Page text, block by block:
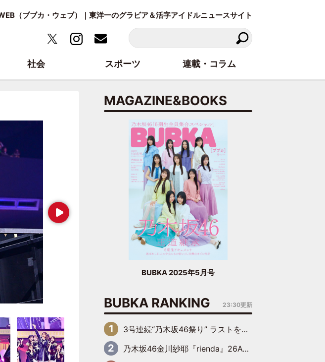
（ブブカ・ウェブ）｜東洋一のグラビア＆活字アイドルニュースサイト
Next
MAGAZINE&BOOKS
BUBKA 2025年5月号
BUBKA RANKING 23:30更新
3号連続“乃木坂46祭り” ラストを飾るのは賀喜遥香…5年ぶりの登場に「5年分大人になった私を見ていただけたら」
乃木坂46金川紗耶『rienda』26AW LOOKモデルに就任
社会 スポーツ 連載・コラム